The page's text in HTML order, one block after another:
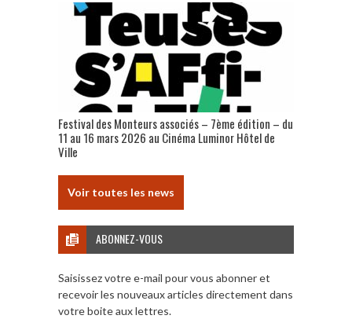
Festival des Monteurs associés – 7ème édition – du
11 au 16 mars 2026 au Cinéma Luminor Hôtel de
Ville
Voir toutes les news
ABONNEZ-VOUS
Saisissez votre e-mail pour vous abonner et
recevoir les nouveaux articles directement dans
votre boite aux lettres.